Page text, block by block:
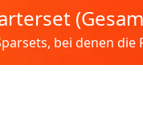
bei denen